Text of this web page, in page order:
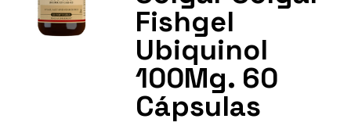
Fishgel
Ubiquinol
100Mg. 60
Cápsulas